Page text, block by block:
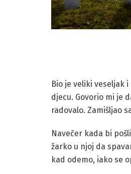
Bio je veliki veseljak
djecu. Govorio mi je
radovalo. Zamišljao
Navečer kada bi
žarko u njoj da
kad odemo, iako se